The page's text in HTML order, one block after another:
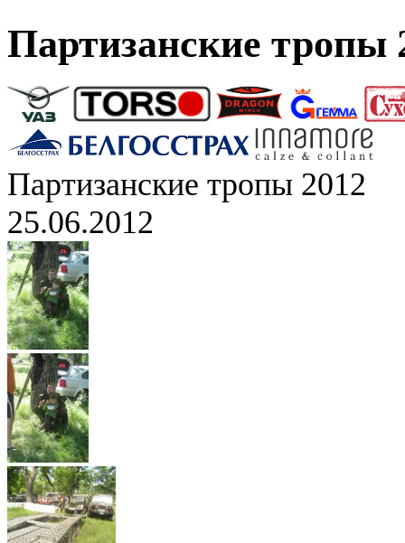
Партизанские тропы
Партизанские тропы 2012
25.06.2012